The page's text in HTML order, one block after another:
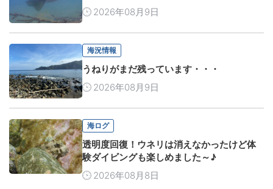
2026年08月9日
海況情報
うねりがまだ残っています・・・
2026年08月9日
海ログ
透明度回復！ウネリは消えなかったけど体
験ダイビングも楽しめました～♪
2026年08月8日